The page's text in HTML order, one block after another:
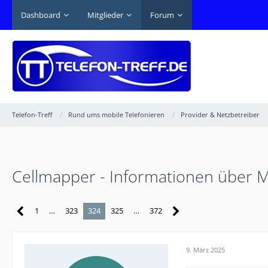
Dashboard Mitglieder Forum
Telefon-Treff Rund ums mobile Telefonieren Provider & Netzbetreiber
Cellmapper - Informationen über
1 … 323 324 325 … 372
9. März 2025